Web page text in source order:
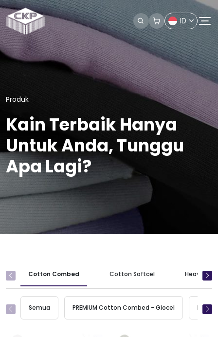
ID
Produk
Kain Terbaik Hanya
Untuk Anda, Tunggu
Apa Lagi?
Cotton Combed Cotton Softcel Heavy
Semua PREMIUM Cotton Combed - Giocel